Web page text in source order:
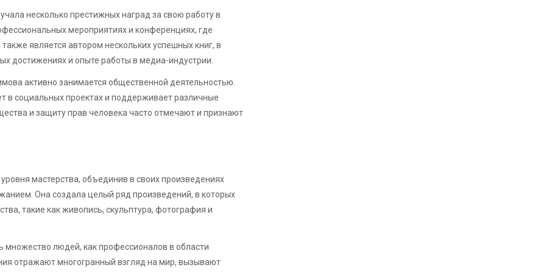
несколько престижных наград за свою работу в
мероприятиях и конференциях, где
является автором нескольких успешных книг, в
достижениях и опыте работы в медиа-индустрии.
активно занимается общественной деятельностью.
в социальных проектах и поддерживает различные
и защиту прав человека часто отмечают и признают
мастерства, объединив в своих произведениях
Она создала целый ряд произведений, в которых
такие как живопись, скульптура, фотография и
людей, как профессионалов в области
отражают многогранный взгляд на мир, вызывают